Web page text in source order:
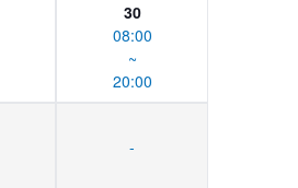
30
08:00
~
20:00
-